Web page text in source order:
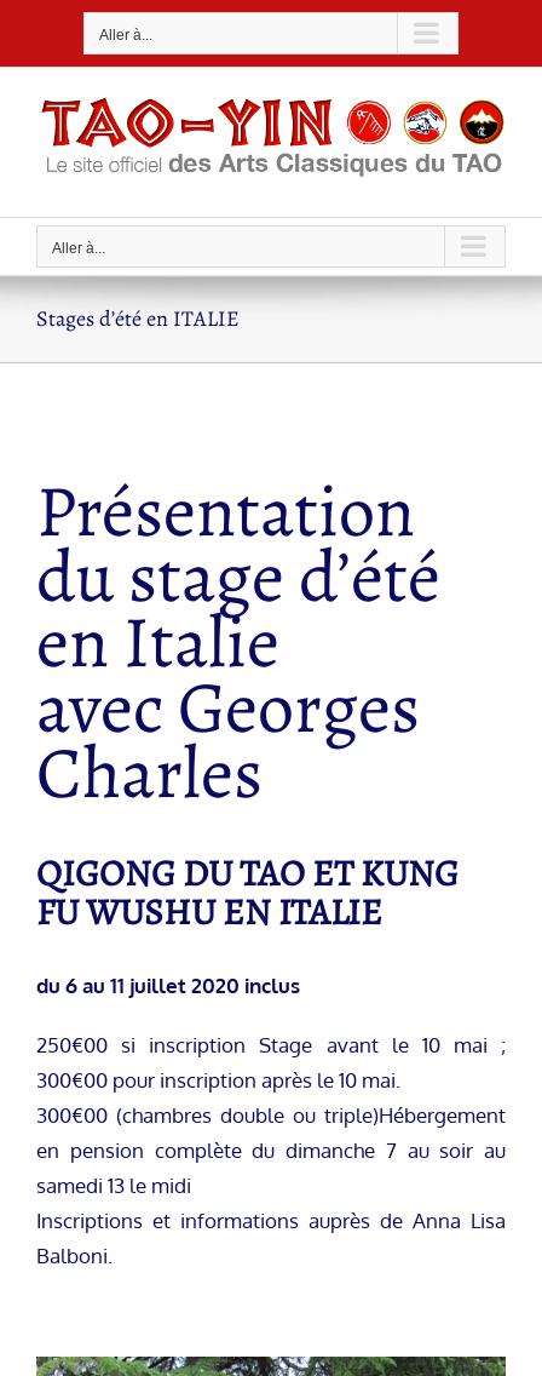
Aller à...
Aller à...
Stages d’été en ITALIE
Présentation
du stage d’été
en Italie
avec Georges
Charles
QIGONG DU TAO ET KUNG
FU WUSHU EN ITALIE
du 6 au 11 juillet 2020 inclus
250€00 si inscription Stage avant le 10 mai ;
300€00 pour inscription après le 10 mai.
300€00 (chambres double ou triple)Hébergement
en pension complète du dimanche 7 au soir au
samedi 13 le midi
Inscriptions et informations auprès de Anna Lisa
Balboni.